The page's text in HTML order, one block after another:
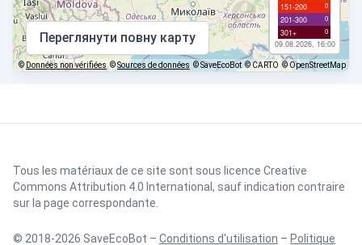
151-200 0
201-300 0
301+ 0
09.08.2026, 16:00
Переглянути повну карту
© Données non vérifiées ©Sources de données © SaveEcoBot © CARTO © OpenStreetMap
Tous les matériaux de ce site sont sous licence Creative
Commons Attribution 4.0 International , sauf indication contraire
sur la page correspondante.
© 2018-2026 SaveEcoBot – Conditions d'utilisation – Politique